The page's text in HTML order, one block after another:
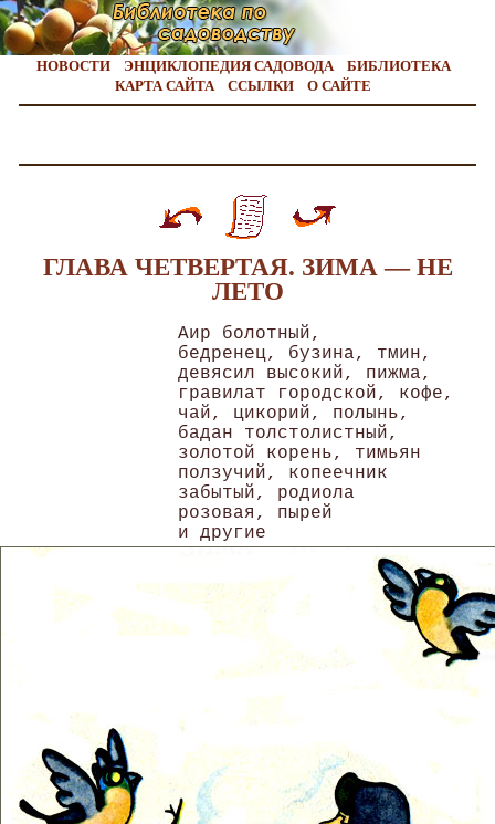
НОВОСТИ ЭНЦИКЛОПЕДИЯ САДОВОДА
БИБЛИОТЕКА
КАРТА САЙТА
ССЫЛКИ О САЙТЕ
ГЛАВА ЧЕТВЕРТАЯ. ЗИМА — НЕ
ЛЕТО
Аир болотный,
бедренец, бузина, тмин,
девясил высокий, пижма,
гравилат городской, кофе,
чай, цикорий, полынь,
бадан толстолистный,
золотой корень, тимьян
ползучий, копеечник
забытый, родиола
розовая, пырей